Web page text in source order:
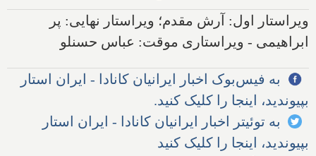
ویراستار اول: آرش مقدم؛ ویراستار نهایی: پر
ابراهیمی - ویراستاری موقت: عباس حسنلو
به فیس‌بوک اخبار ایرانیان کانادا - ایران استار
بپیوندید، اینجا را کلیک کنید.
به توئیتر اخبار ایرانیان کانادا - ایران استار
بپیوندید، اینجا را کلیک کنید